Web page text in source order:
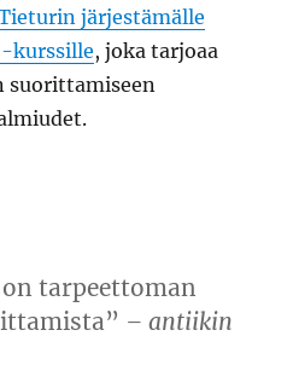
järjestämälle
-kurssille, joka tarjoaa
suorittamiseen
tarpeettoman
– antiikin